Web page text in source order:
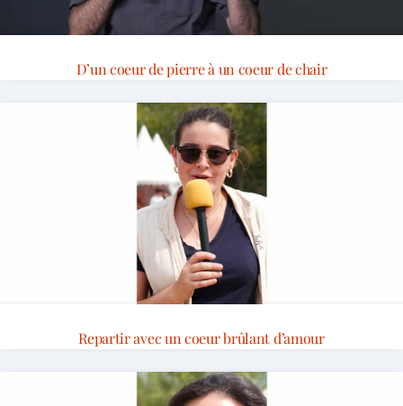
D’un coeur de pierre à un coeur de chair
Repartir avec un coeur brûlant d’amour